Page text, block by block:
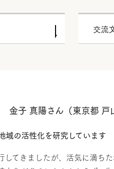
交流
子 真陽さん（東京都 戸
域の活性化を研究しています
てきましたが、活気に満ち